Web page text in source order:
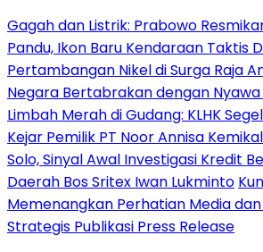
Gagah dan Listrik: Prabowo
Pandu, Ikon Baru Kendaraan Taktis
Pertambangan Nikel di Surga Raja
Negara Bertabrakan dengan Nyawa
Limbah Merah di Gudang: KLHK
Kejar Pemilik PT Noor Annisa Kemikal
Solo, Sinyal Awal Investigasi Kredit
Daerah Bos Sritex Iwan Lukminto
Memenangkan Perhatian Media
Strategis Publikasi Press Release